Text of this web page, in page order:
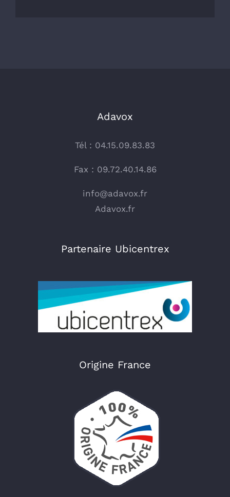
Adavox
Tél : 04.15.09.83.83
Fax : 09.72.40.14.86
info@adavox.fr
Adavox.fr
Partenaire Ubicentrex
Origine France